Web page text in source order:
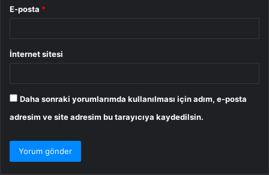
E-posta *
İnternet sitesi
Daha sonraki yorumlarımda kullanılması için adım, e-posta
adresim ve site adresim bu tarayıcıya kaydedilsin.